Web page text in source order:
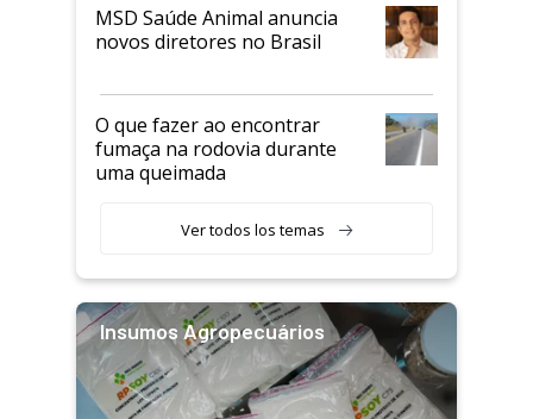
MSD Saúde Animal anuncia
novos diretores no Brasil
O que fazer ao encontrar
fumaça na rodovia durante
uma queimada
Ver todos los temas
Insumos Agropecuários